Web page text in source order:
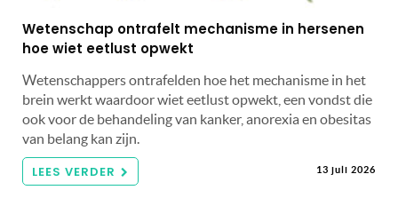
Wetenschap ontrafelt mechanisme in hersenen
hoe wiet eetlust opwekt
Wetenschappers ontrafelden hoe het mechanisme in het
brein werkt waardoor wiet eetlust opwekt, een vondst die
ook voor de behandeling van kanker, anorexia en obesitas
van belang kan zijn.
LEES VERDER 13 juli 2026